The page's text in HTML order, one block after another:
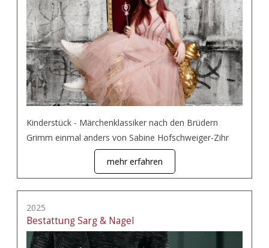
Kinderstück - Märchenklassiker nach den Brüdern
Grimm einmal anders von Sabine Hofschweiger-Zihr
mehr erfahren
2025
Bestattung Sarg & Nagel